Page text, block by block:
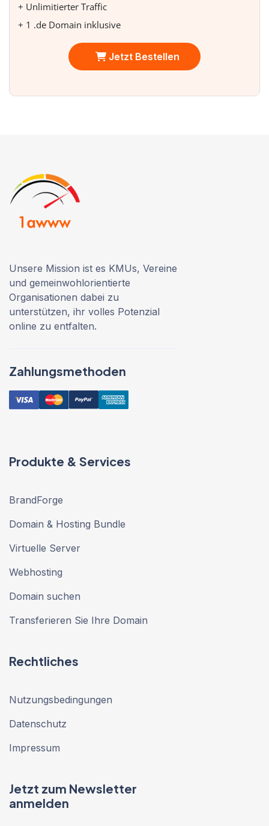
+ Unlimitierter Traffic
+ 1 .de Domain inklusive
Jetzt Bestellen
Unsere Mission ist es KMUs, Vereine
und gemeinwohlorientierte
Organisationen dabei zu
unterstützen, ihr volles Potenzial
online zu entfalten.
Zahlungsmethoden
Produkte & Services
BrandForge
Domain & Hosting Bundle
Virtuelle Server
Webhosting
Domain suchen
Transferieren Sie Ihre Domain
Rechtliches
Nutzungsbedingungen
Datenschutz
Impressum
Jetzt zum Newsletter
anmelden